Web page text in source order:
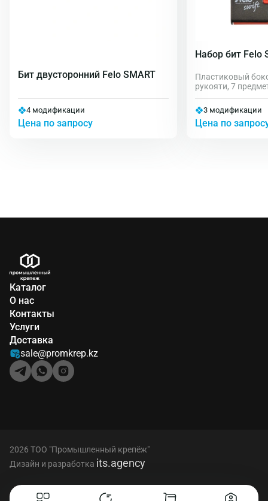
Бит двусторонний Felo SMART
4 модификации
Цена по запросу
Набор бит Felo
Пластиковый
рукояти, 7
3 модификации
Цена по
Каталог
О нас
Контакты
Услуги
Доставка
sale@promkrep.kz
2026 ТОО "Промышленный крепёж"
Дизайн и разработка its.agency